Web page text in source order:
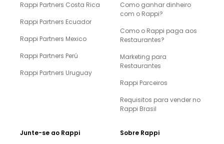
Rappi Partners Costa Rica
Rappi Partners Ecuador
Rappi Partners Mexico
Rappi Partners Perú
Rappi Partners Uruguay
Como ganhar dinheiro
com o Rappi?
Como o Rappi paga aos
Restaurantes?
Marketing para
Restaurantes
Rappi Parceiros
Requisitos para vender no
Rappi Brasil
Junte-se ao Rappi
Sobre Rappi